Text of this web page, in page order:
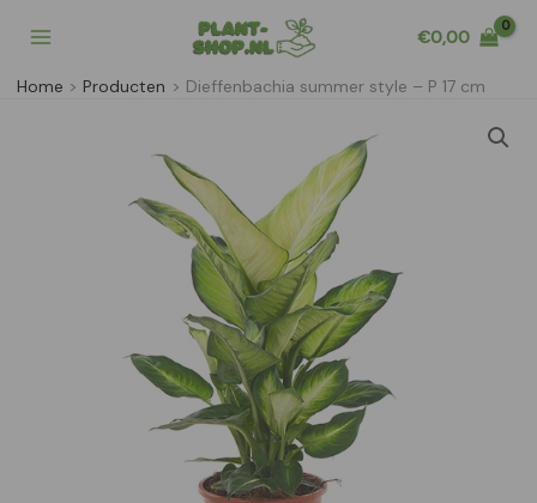
naar
inhoud
€0,00
Home Producten Dieffenbachia summer style – P 17 cm